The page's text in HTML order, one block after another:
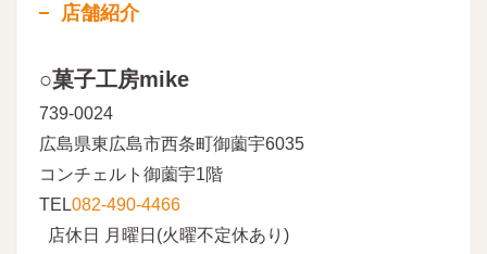
店舗紹介
○菓子工房mike
739-0024
広島県東広島市西条町御薗宇6035
コンチェルト御薗宇1階
TEL082-490-4466
店休日 月曜日(火曜不定休あり)